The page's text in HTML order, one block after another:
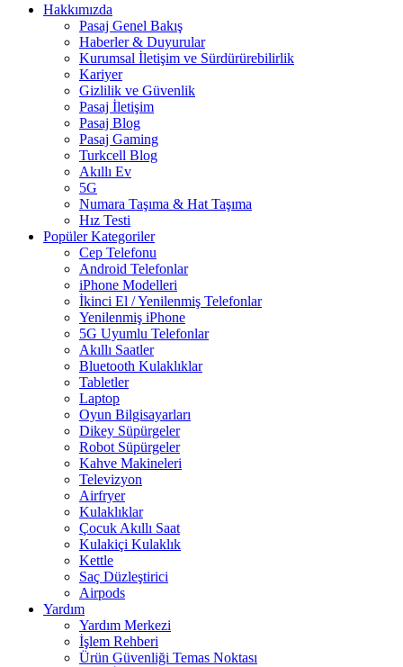
Hakkımızda
Pasaj Genel Bakış
Haberler & Duyurular
Kurumsal İletişim ve Sürdürürebilirlik
Kariyer
Gizlilik ve Güvenlik
Pasaj İletişim
Pasaj Blog
Pasaj Gaming
Turkcell Blog
Akıllı Ev
5G
Numara Taşıma & Hat Taşıma
Hız Testi
Popüler Kategoriler
Cep Telefonu
Android Telefonlar
iPhone Modelleri
İkinci El / Yenilenmiş Telefonlar
Yenilenmiş iPhone
5G Uyumlu Telefonlar
Akıllı Saatler
Bluetooth Kulaklıklar
Tabletler
Laptop
Oyun Bilgisayarları
Dikey Süpürgeler
Robot Süpürgeler
Kahve Makineleri
Televizyon
Airfryer
Kulaklıklar
Çocuk Akıllı Saat
Kulakiçi Kulaklık
Kettle
Saç Düzleştirici
Airpods
Yardım
Yardım Merkezi
İşlem Rehberi
Ürün Güvenliği Temas Noktası